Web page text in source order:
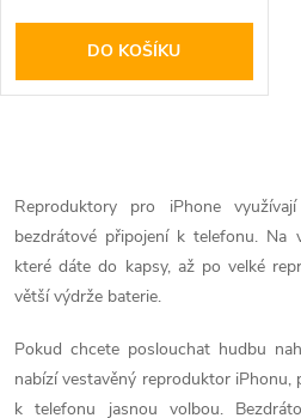
DO KOŠÍKU
v
l
á
d
a
Reproduktory pro iPhone
bezdrátové připojení k telefonu. Na
které dáte do kapsy, až po velké
větší výdrže baterie.
Pokud chcete poslouchat hudbu
nabízí vestavěný reproduktor
k telefonu jasnou volbou.